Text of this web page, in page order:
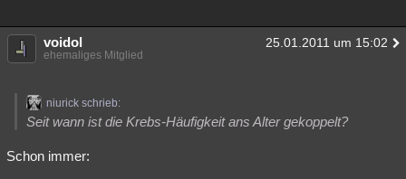
voidol 25.01.2011 um 15:02
ehemaliges Mitglied
niurick schrieb:
Seit wann ist die Krebs-Häufigkeit ans Alter gekoppelt?
Schon immer: